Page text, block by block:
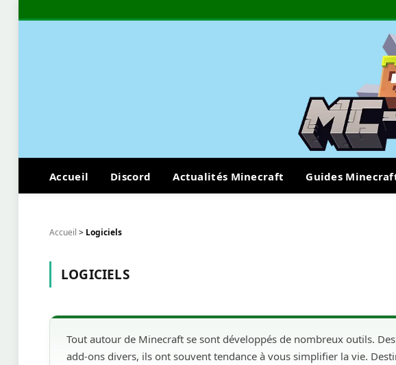
Accueil Discord Actualités Minecraft Guides
Accueil > Logiciels
LOGICIELS
Tout autour de Minecraft se sont développés de nombreux outils.
add-ons divers, ils ont souvent tendance à vous simplifier la vie.